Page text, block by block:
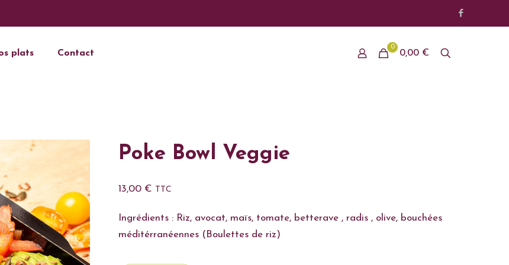
plats Contact
0
0,00 €
Poke Bowl Veggie
13,00 € TTC
Ingrédients : Riz, avocat, maïs, tomate, betterave , radis , olive, bouchées
méditérranéennes (Boulettes de riz)